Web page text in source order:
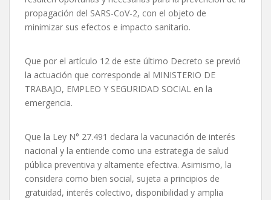
propagación del SARS-CoV-2, con el objeto de
minimizar sus efectos e impacto sanitario.
Que por el artículo 12 de este último Decreto se previó
la actuación que corresponde al MINISTERIO DE
TRABAJO, EMPLEO Y SEGURIDAD SOCIAL en la
emergencia.
Que la Ley N° 27.491 declara la vacunación de interés
nacional y la entiende como una estrategia de salud
pública preventiva y altamente efectiva. Asimismo, la
considera como bien social, sujeta a principios de
gratuidad, interés colectivo, disponibilidad y amplia